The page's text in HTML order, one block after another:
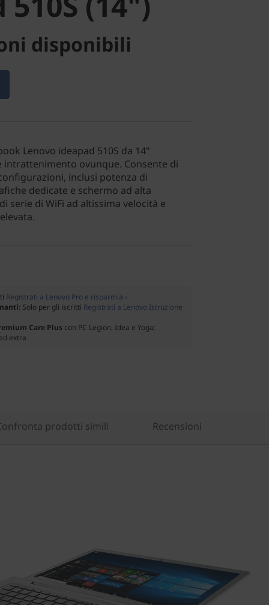
disponibili
Lenovo ideapad 510S da 14"
ovunque. Consente di
inclusi potenza di
dedicate e schermo ad alta
serie di WiFi ad altissima velocità e
Registrati a Lenovo Pro e risparmia ›
Solo per gli iscritti Registrati a Lenovo Istruzione
Care Plus con PC Legion, Idea e Yoga:
extra
prodotti simili Recensioni